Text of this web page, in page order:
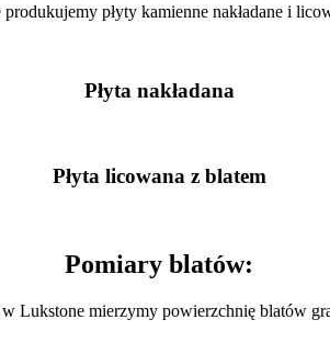
płyty kamienne nakładane i
Płyta nakładana
Płyta licowana z blatem
Pomiary blatów:
Lukstone mierzymy powierzchnię blatów